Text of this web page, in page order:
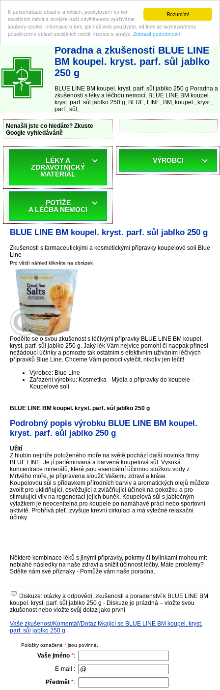
Rozumím!
K personalizaci obsahu a reklam, poskytování funkcí
sociálních médií a analýze naší návštěvnosti využíváme
soubory cookie. Informace o tom, jak náš web používáte, sdílíme se svými partnery
působícími v oblasti sociálních médií, inzerce a analýz. Zobrazit podrobnosti
ABC-LEKARNA.cz | Poradna a zkušenosti s léky a léčbou nemocí
Poradna a zkušenosti BLUE LINE
BM koupel. kryst. parf. sůl jablko
250 g
BLUE LINE BM koupel. kryst. parf. sůl jablko 250 g Poradna a
zkušenosti s léky a léčbou nemocí, BLUE LINE BM koupel.
kryst. parf. sůl jablko 250 g, BLUE, LINE, BM, koupel., kryst.,
parf., sůl,
Nenašli jste co hledáte? Zkuste
Google vyhledávání!
LÉKY A
ZDRAVOTNICKÝ
MATERIÁL
POTÍŽE
A LÉČBA NEMOCI
VÝROBCI
BLUE LINE BM koupel. kryst. parf. sůl jablko 250 g
Zkušenosti s farmaceutickými a kosmetickými přípravky koupelové soli Blue
Line
Pro větší náhled klikněte na obrázek
Podělte se o svou zkušenost s léčivými přípravky BLUE LINE BM koupel.
kryst. parf. sůl jablko 250 g. Jaký lék Vám nejvíce pomohl či naopak přinesl
nežádoucí účinky a pomozte tak ostatním s efektivním užíváním léčivých
přípravků Blue Line. Chceme Vám pomoci vyléčit, nikoliv jen léčit!
Výrobce: Blue Line
Zařazení výrobku: Kosmetika - Mýdla a přípravky do koupele -
Koupelové soli
BLUE LINE BM koupel. kryst. parf. sůl jablko 250 g
Podrobný popis výrobku BLUE LINE BM koupel.
kryst. parf. sůl jablko 250 g
Užití
Z hlubin nejníže položeného moře na světě pochází další novinka firmy
BLUE LINE. Je jí parfémovaná a barvená koupelová sůl. Vysoká
koncentrace minerálů, které jsou esenciální účinnou složkou vody z
Mrtvého moře, je připravena sloužit Vašemu zdraví a kráse.
Koupelovou sůl s přídavkem přírodních barviv a aromatických olejů můžete
zvolit pro uklidňující, osvěžující a zvláčňující účinek na pokožku a pro
stimulující vliv na regeneraci jejích buněk. Koupelová sůl s jablečným
výtažkem je neocenitelná pro koupele po namáhavé práci nebo sportovní
aktivitě. Prohřívá pleť, zvyšuje krevní cirkulaci a má výtečné relaxační
účinky.
Některé kombinace léků s jinými přípravky, pokrmy či bylinkami mohou mít
neblahé následky na naše zdraví a snížit účinnost léčby. Máte problémy?
Sdělte nám své příznaky - Pomůže vám naše poradna.
Diskuze: otázky a odpovědi, zkušenosti a poradenství k BLUE LINE BM
koupel. kryst. parf. sůl jablko 250 g - Diskuze je prázdná – vložte svou
zkušenost nebo vložte svůj dotaz jako první
Vaše zkušenost/Komentář/Dotaz týkající se BLUE LINE BM koupel. kryst.
parf. sůl jablko 250 g
Položky označené * jsou povinné.
Vaše jméno *:
E-mail :
Předmět *: